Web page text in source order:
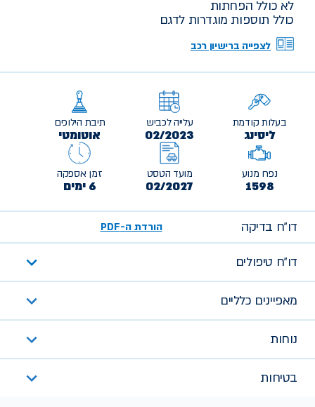
לא כולל הפחתות
כולל תוספות מוגדרות לדגם
לצפייה ברישיון רכב
בעלות קודמת
ליסינג
עלייה לכביש
02/2023
תיבת הילוכים
אוטומטי
נפח מנוע
1598
מועד הטסט
02/2027
זמן אספקה
6 ימים
דו״ח בדיקה הורדת ה-PDF
דו״ח טיפולים
מאפיינים כלליים
נוחות
בטיחות